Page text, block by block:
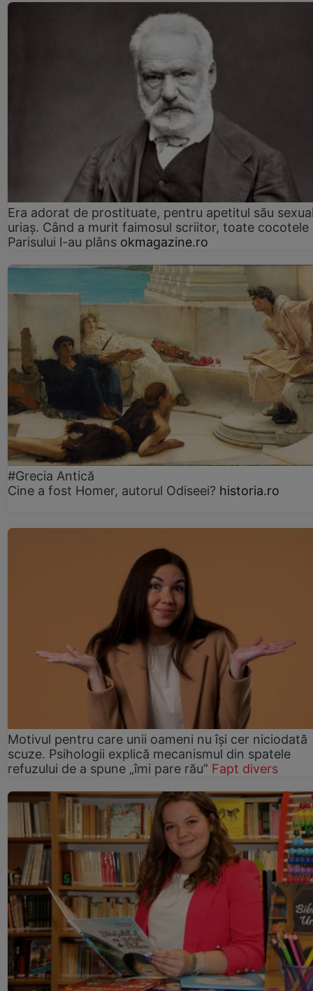
Era adorat de prostituate, pentru apetitul său
uriaș. Când a murit faimosul scriitor, toate cocotele
Parisului l-au plâns okmagazine.ro
#Grecia Antică
Cine a fost Homer, autorul Odiseei? historia.ro
Motivul pentru care unii oameni nu își cer niciodată
scuze. Psihologii explică mecanismul din spatele
refuzului de a spune „îmi pare rău” Fapt divers